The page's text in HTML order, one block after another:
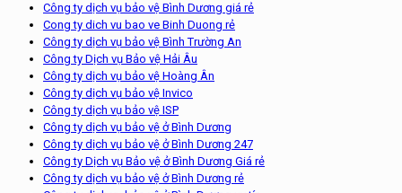
Công ty dịch vụ bảo vệ Bình Dương giá rẻ
Cong ty dich vu bao ve Binh Duong rẻ
Công ty dịch vụ bảo vệ Bình Trường An
Công ty Dịch vụ Bảo vệ Hải Âu
Công ty dịch vụ bảo vệ Hoàng Ân
Công ty dịch vụ bảo vệ Invico
Công ty dịch vụ bảo vệ ISP
Công ty dịch vụ bảo vệ ở Bình Dương
Công ty dịch vụ bảo vệ ở Bình Dương 247
Công ty Dịch vụ Bảo vệ ở Bình Dương Giá rẻ
Công ty dịch vụ bảo vệ ở Bình Dương rẻ